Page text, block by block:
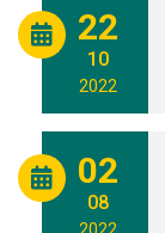
22
10
2022
02
08